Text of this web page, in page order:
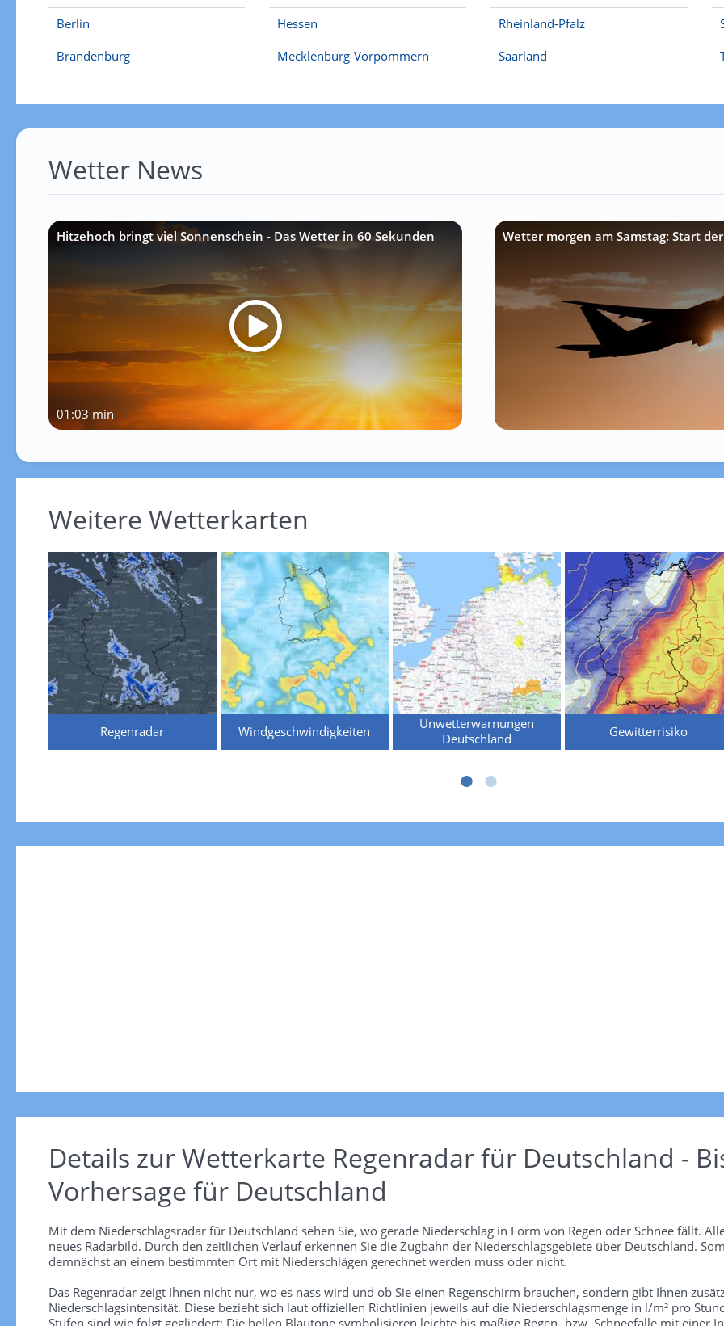
Berlin
Brandenburg
Hessen
Mecklenburg-Vorpommern
Rheinland-Pfalz
Saarland
Wetter News
Hitzehoch bringt viel Sonnenschein - Das Wetter in 60 Sekunden
01:03 min
Wetter morgen am Samstag: Start
Weitere Wetterkarten
Regenradar Windgeschwindigkeiten
Unwetterwarnungen
Deutschland
Gewitterrisiko
Details zur Wetterkarte Regenradar für Deutschland -
Vorhersage für Deutschland
Mit dem Niederschlagsradar für Deutschland sehen Sie, wo gerade Niederschlag in Form von Regen oder Schnee fällt.
neues Radarbild. Durch den zeitlichen Verlauf erkennen Sie die Zugbahn der Niederschlagsgebiete über Deutschland.
demnächst an einem bestimmten Ort mit Niederschlägen gerechnet werden muss oder nicht.
Das Regenradar zeigt Ihnen nicht nur, wo es nass wird und ob Sie einen Regenschirm brauchen, sondern gibt Ihnen
Niederschlagsintensität. Diese bezieht sich laut offiziellen Richtlinien jeweils auf die Niederschlagsmenge in l/m² pro
Stufen sind wie folgt gegliedert: Die hellen Blautöne symbolisieren leichte bis mäßige Regen- bzw. Schneefälle mit einer